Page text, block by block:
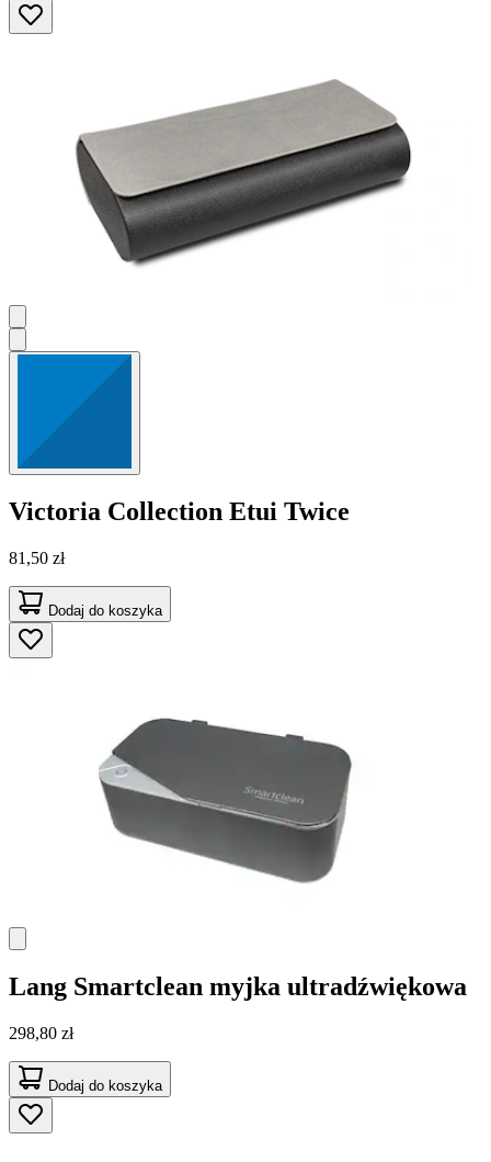
Victoria Collection Etui Twice
81,50 zł
Dodaj do koszyka
Lang Smartclean myjka ultradźwiękowa
298,80 zł
Dodaj do koszyka